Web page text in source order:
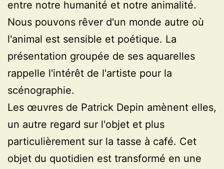
entre notre humanité et notre animalité.
Nous pouvons rêver d'un monde autre où
l'animal est sensible et poétique. La
présentation groupée de ses aquarelles
rappelle l'intérêt de l'artiste pour la
scénographie.
Les œuvres de Patrick Depin amènent elles,
un autre regard sur l'objet et plus
particulièrement sur la tasse à café. Cet
objet du quotidien est transformé en une